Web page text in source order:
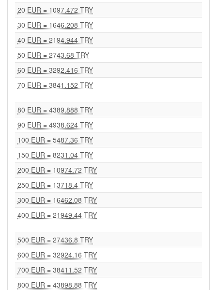
20 EUR = 1097.472 TRY
30 EUR = 1646.208 TRY
40 EUR = 2194.944 TRY
50 EUR = 2743.68 TRY
60 EUR = 3292.416 TRY
70 EUR = 3841.152 TRY
80 EUR = 4389.888 TRY
90 EUR = 4938.624 TRY
100 EUR = 5487.36 TRY
150 EUR = 8231.04 TRY
200 EUR = 10974.72 TRY
250 EUR = 13718.4 TRY
300 EUR = 16462.08 TRY
400 EUR = 21949.44 TRY
500 EUR = 27436.8 TRY
600 EUR = 32924.16 TRY
700 EUR = 38411.52 TRY
800 EUR = 43898.88 TRY